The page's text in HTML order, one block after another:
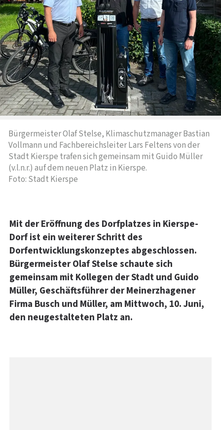
Bürgermeister Olaf Stelse, Klimaschutzmanager Bastian
Vollmann und Fachbereichsleiter Lars Feltens von der
Stadt Kierspe trafen sich gemeinsam mit Guido Müller
(v.l.n.r.) auf dem neuen Platz in Kierspe.
Foto: Stadt Kierspe
Mit der Eröffnung des Dorfplatzes in Kierspe-
Dorf ist ein weiterer Schritt des
Dorfentwicklungskonzeptes abgeschlossen.
Bürgermeister Olaf Stelse schaute sich
gemeinsam mit Kollegen der Stadt und Guido
Müller, Geschäftsführer der Meinerzhagener
Firma Busch und Müller, am Mittwoch, 10. Juni,
den neugestalteten Platz an.